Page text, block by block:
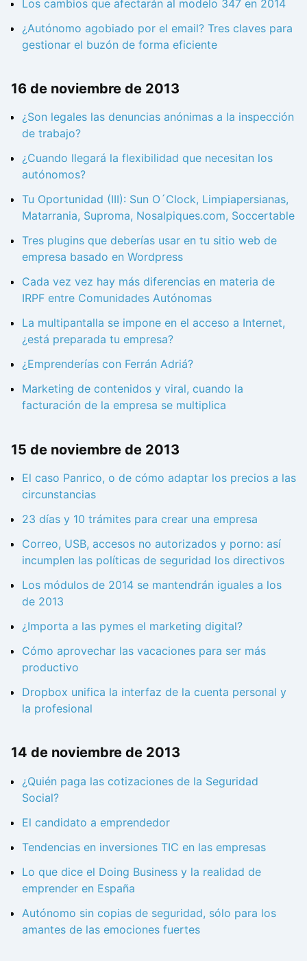
Los cambios que afectarán al modelo 347 en 2014
¿Autónomo agobiado por el email? Tres claves para
gestionar el buzón de forma eficiente
16 de noviembre de 2013
¿Son legales las denuncias anónimas a la inspección
de trabajo?
¿Cuando llegará la flexibilidad que necesitan los
autónomos?
Tu Oportunidad (III): Sun O´Clock, Limpiapersianas,
Matarrania, Suproma, Nosalpiques.com, Soccertable
Tres plugins que deberías usar en tu sitio web de
empresa basado en Wordpress
Cada vez vez hay más diferencias en materia de
IRPF entre Comunidades Autónomas
La multipantalla se impone en el acceso a Internet,
¿está preparada tu empresa?
¿Emprenderías con Ferrán Adriá?
Marketing de contenidos y viral, cuando la
facturación de la empresa se multiplica
15 de noviembre de 2013
El caso Panrico, o de cómo adaptar los precios a las
circunstancias
23 días y 10 trámites para crear una empresa
Correo, USB, accesos no autorizados y porno: así
incumplen las políticas de seguridad los directivos
Los módulos de 2014 se mantendrán iguales a los
de 2013
¿Importa a las pymes el marketing digital?
Cómo aprovechar las vacaciones para ser más
productivo
Dropbox unifica la interfaz de la cuenta personal y
la profesional
14 de noviembre de 2013
¿Quién paga las cotizaciones de la Seguridad
Social?
El candidato a emprendedor
Tendencias en inversiones TIC en las empresas
Lo que dice el Doing Business y la realidad de
emprender en España
Autónomo sin copias de seguridad, sólo para los
amantes de las emociones fuertes